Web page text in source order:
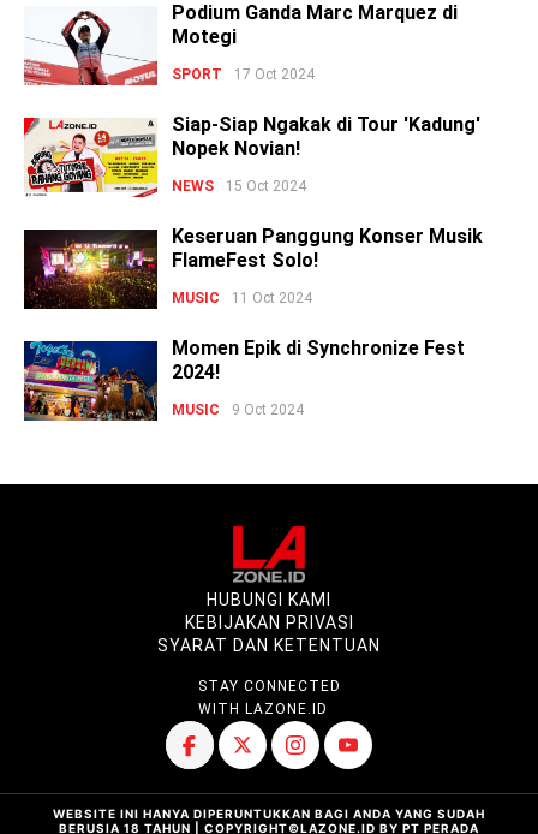
Podium Ganda Marc Marquez di
Motegi
SPORT 17 Oct 2024
Siap-Siap Ngakak di Tour 'Kadung'
Nopek Novian!
NEWS 15 Oct 2024
Keseruan Panggung Konser Musik
FlameFest Solo!
MUSIC 11 Oct 2024
Momen Epik di Synchronize Fest
2024!
MUSIC 9 Oct 2024
HUBUNGI KAMI
KEBIJAKAN PRIVASI
SYARAT DAN KETENTUAN
STAY CONNECTED
WITH LAZONE.ID
WEBSITE INI HANYA DIPERUNTUKKAN BAGI ANDA YANG SUDAH
BERUSIA 18 TAHUN | COPYRIGHT©LAZONE.ID BY PT PERADA